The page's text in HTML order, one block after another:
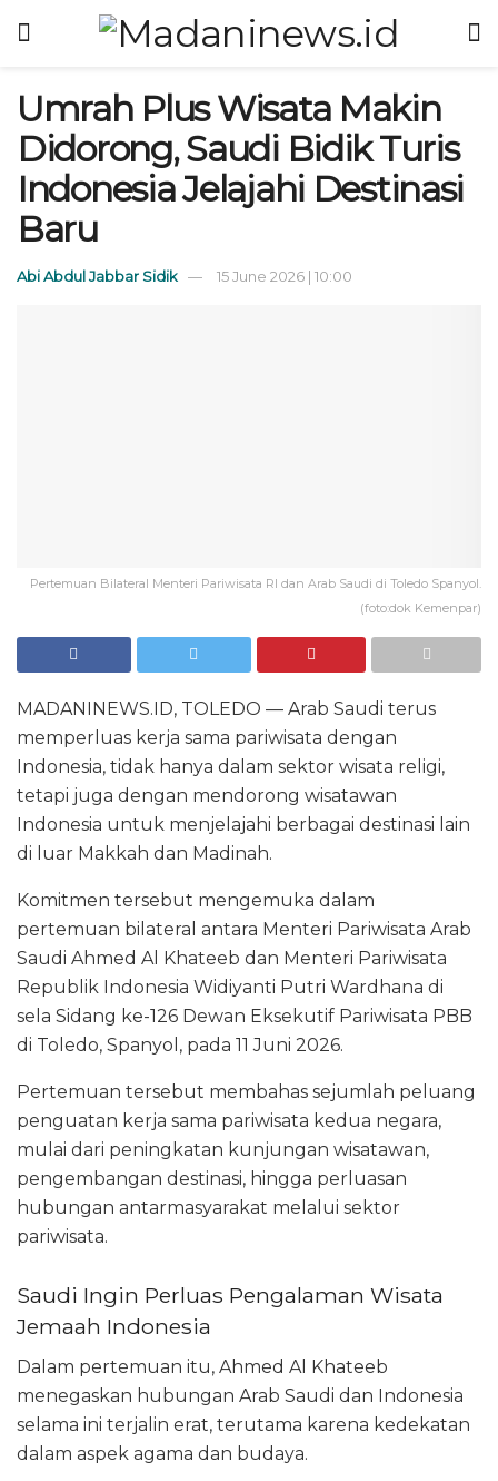
Umrah Plus Wisata Makin
Didorong, Saudi Bidik Turis
Indonesia Jelajahi Destinasi
Baru
Abi Abdul Jabbar Sidik 15 June 2026 | 10:00
Pertemuan Bilateral Menteri Pariwisata RI dan Arab Saudi di Toledo Spanyol.
(foto:dok Kemenpar)
MADANINEWS.ID, TOLEDO — Arab Saudi terus
memperluas kerja sama pariwisata dengan
Indonesia, tidak hanya dalam sektor wisata religi,
tetapi juga dengan mendorong wisatawan
Indonesia untuk menjelajahi berbagai destinasi lain
di luar Makkah dan Madinah.
Komitmen tersebut mengemuka dalam
pertemuan bilateral antara Menteri Pariwisata Arab
Saudi Ahmed Al Khateeb dan Menteri Pariwisata
Republik Indonesia Widiyanti Putri Wardhana di
sela Sidang ke-126 Dewan Eksekutif Pariwisata PBB
di Toledo, Spanyol, pada 11 Juni 2026.
Pertemuan tersebut membahas sejumlah peluang
penguatan kerja sama pariwisata kedua negara,
mulai dari peningkatan kunjungan wisatawan,
pengembangan destinasi, hingga perluasan
hubungan antarmasyarakat melalui sektor
pariwisata.
Saudi Ingin Perluas Pengalaman Wisata
Jemaah Indonesia
Dalam pertemuan itu, Ahmed Al Khateeb
menegaskan hubungan Arab Saudi dan Indonesia
selama ini terjalin erat, terutama karena kedekatan
dalam aspek agama dan budaya.